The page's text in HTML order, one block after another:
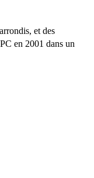
et des
en 2001 dans un